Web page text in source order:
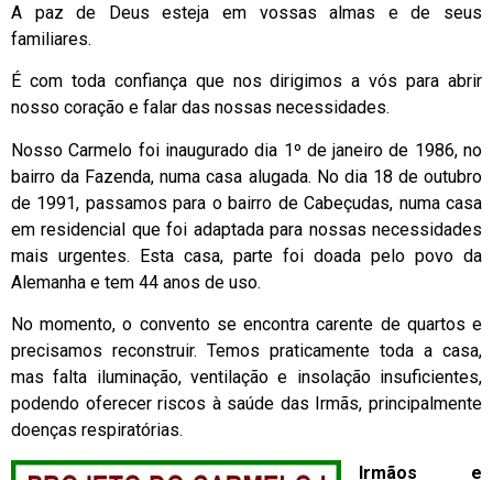
A paz de Deus esteja em vossas almas e de seus
familiares.
É com toda confiança que nos dirigimos a vós para abrir
nosso coração e falar das nossas necessidades.
Nosso Carmelo foi inaugurado dia 1º de janeiro de 1986, no
bairro da Fazenda, numa casa alugada. No dia 18 de outubro
de 1991, passamos para o bairro de Cabeçudas, numa casa
em residencial que foi adaptada para nossas necessidades
mais urgentes. Esta casa, parte foi doada pelo povo da
Alemanha e tem 44 anos de uso.
No momento, o convento se encontra carente de quartos e
precisamos reconstruir. Temos praticamente toda a casa,
mas falta iluminação, ventilação e insolação insuficientes,
podendo oferecer riscos à saúde das Irmãs, principalmente
doenças respiratórias.
Irmãos e